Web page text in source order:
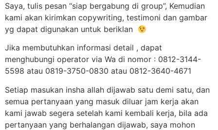
Saya, tulis pesan “siap bergabung di group”, Kemudian
kami akan kirimkan copywriting, testimoni dan gambar
yg dapat digunakan untuk beriklan
Jika membutuhkan informasi detail , dapat
menghubungi operator via Wa di nomor : 0812-3144-
5598 atau 0819-3750-0830 atau 0812-3640-4671
Setiap masukan insha allah dijawab satu demi satu, dan
semua pertanyaan yang masuk diluar jam kerja akan
kami jawab segera setelah kami kembali kerja, bila ada
pertanyaan yang berhalangan dijawab, saya mohon